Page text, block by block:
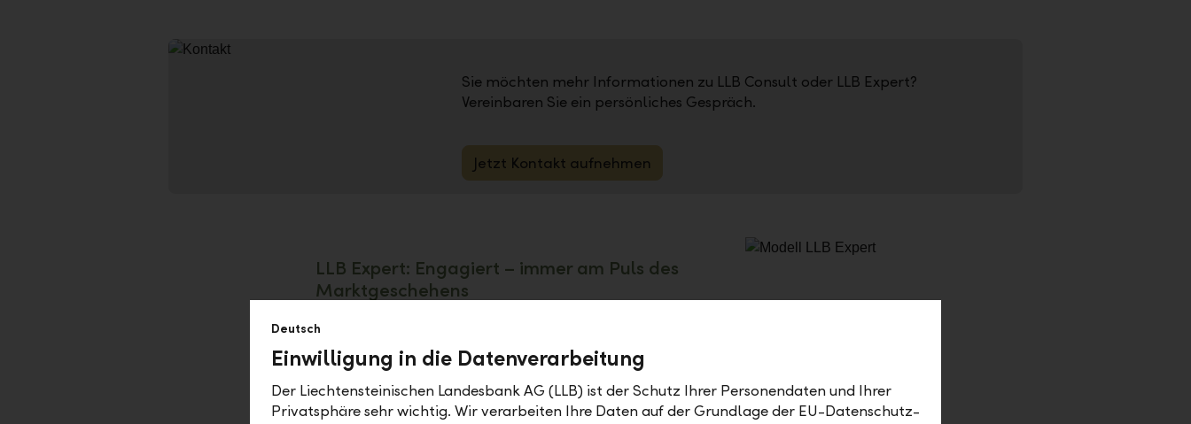
Sie möchten mehr Informationen zu LLB Consult oder LLB Expert?
Vereinbaren Sie ein persönliches Gespräch.
Jetzt Kontakt aufnehmen
LLB Expert: Engagiert – immer am Puls des
Marktgeschehens
LLB Expert garantiert Ihnen eine individuell auf Sie abgestimmte
kontinuierlich, melden Ihnen allfällige mit Risiko behaftete
Veränderungen und machen Ihnen unmittelbar Vorschläge zur
Optimierung Ihres Portfolios. So stellen wir die bestmögliche
Deutsch
Einwilligung in die Datenverarbeitung
Der Liechtensteinischen Landesbank AG (LLB) ist der Schutz Ihrer Personendaten und Ihrer
Privatsphäre sehr wichtig. Wir verarbeiten Ihre Daten auf der Grundlage der EU-Datenschutz-